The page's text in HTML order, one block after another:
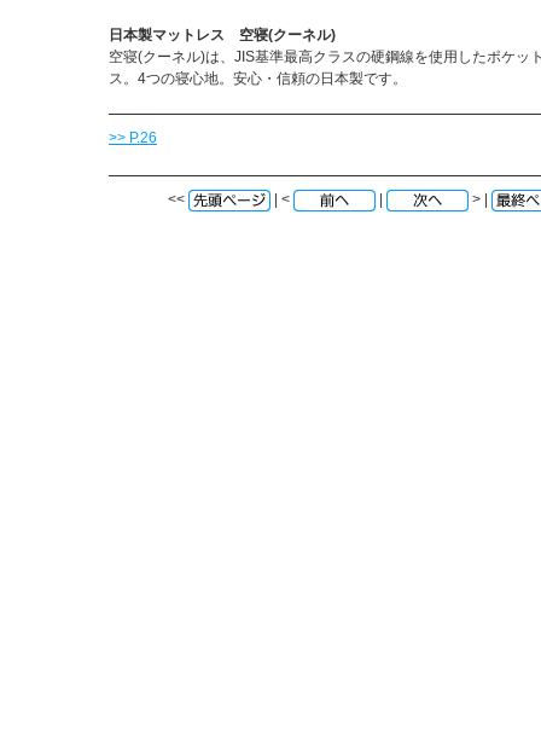
日本製マットレス 空寝(クーネル)
空寝(クーネル)は、JIS基準最高クラスの硬鋼線を使用したポケッ
ス。4つの寝心地。安心・信頼の日本製です。
>> P.26
<< | < > |